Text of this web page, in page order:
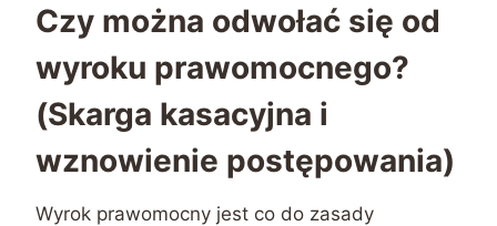
Czy można odwołać się od
wyroku prawomocnego?
(Skarga kasacyjna i
wznowienie postępowania)
Wyrok prawomocny jest co do zasady